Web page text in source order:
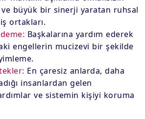
ve büyük bir sinerji yaratan ruhsal
ortakları.
Başkalarına yardım ederek
engellerin mucizevi bir şekilde
En çaresiz anlarda, daha
insanlardan gelen
ve sistemin kişiyi koruma